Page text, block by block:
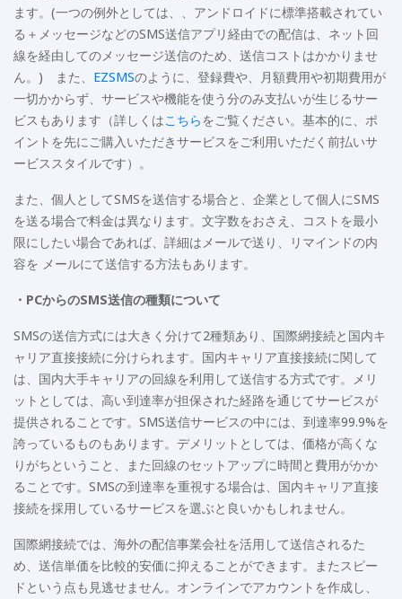
ます。(一つの例外としては、、アンドロイドに標準搭載されてい
る＋メッセージなどのSMS送信アプリ経由での配信は、ネット回
線を経由してのメッセージ送信のため、送信コストはかかりませ
ん。) また、 EZSMSのように、登録費や、月額費用や初期費用が
一切かからず、サービスや機能を使う分のみ支払いが生じるサー
ビスもあります（詳しくはこちらをご覧ください。基本的に、ポ
イントを先にご購入いただきサービスをご利用いただく前払いサ
ービススタイルです）。
また、個人としてSMSを送信する場合と、企業として個人にSMS
を送る場合で料金は異なります。文字数をおさえ、コストを最小
限にしたい場合であれば、詳細はメールで送り、リマインドの内
容を メールにて送信する方法もあります。
・PCからのSMS送信の種類について
SMSの送信方式には大きく分けて2種類あり、国際網接続と国内キ
ャリア直接接続に分けられます。国内キャリア直接接続に関して
は、国内大手キャリアの回線を利用して送信する方式です。メリ
ットとしては、高い到達率が担保された経路を通じてサービスが
提供されることです。SMS送信サービスの中には、到達率99.9%を
誇っているものもあります。デメリットとしては、価格が高くな
りがちということ、また回線のセットアップに時間と費用がかか
ることです。SMSの到達率を重視する場合は、国内キャリア直接
接続を採用しているサービスを選ぶと良いかもしれません。
国際網接続では、海外の配信事業会社を活用して送信されるた
め、送信単価を比較的安価に抑えることができます。またスピー
ドという点も見逃せません。オンラインでアカウントを作成し、